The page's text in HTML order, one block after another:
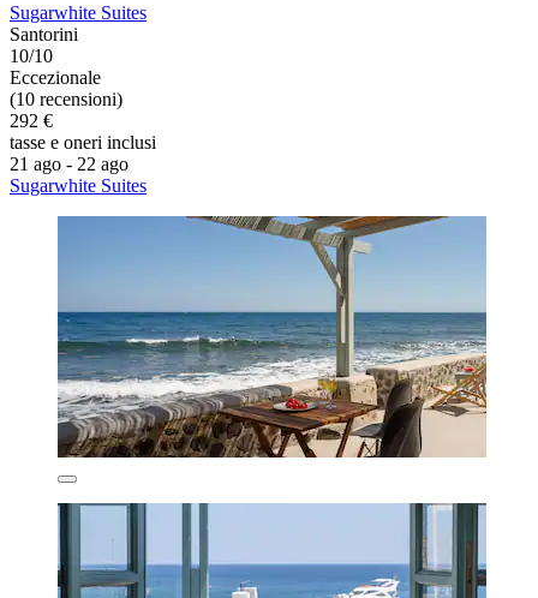
Sugarwhite Suites
Santorini
10/10
Eccezionale
(10 recensioni)
292 €
tasse e oneri inclusi
21 ago - 22 ago
Sugarwhite Suites